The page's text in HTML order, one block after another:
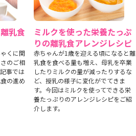
乳食
くに関
のご相
事では
の進め
ミルクを使った栄養たっぷ
りの離乳食アレンジレシピ
赤ちゃんが1歳を迎える頃になると離
乳食を食べる量も増え、母乳を卒業
したりミルクの量が減ったりするな
ど、授乳の様子に変化がでてきま
す。今回はミルクを使ってできる栄
養たっぷりのアレンジレシピをご紹
介します。